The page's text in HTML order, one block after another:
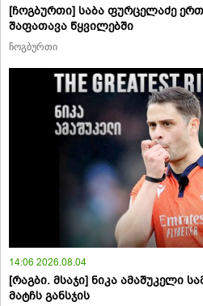
[ჩოგბურთი] საბა ფურცელაძე
შაფათავა წყვილებში
ჩოგბურთი
14:06 2026.08.04
[რაგბი. მსაჯი] ნიკა ამაშუკელი
მატჩს განსჯის